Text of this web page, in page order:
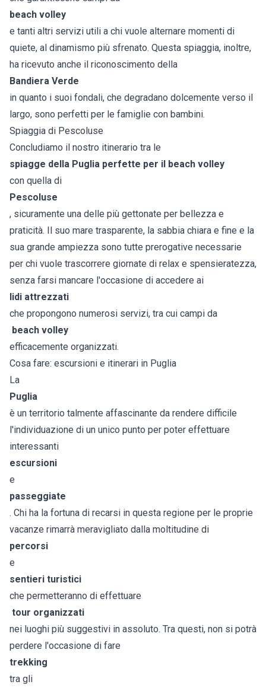
beach volley
e tanti altri servizi utili a chi vuole alternare momenti di
quiete, al dinamismo più sfrenato. Questa spiaggia, inoltre,
ha ricevuto anche il riconoscimento della
Bandiera Verde
in quanto i suoi fondali, che degradano dolcemente verso il
largo, sono perfetti per le famiglie con bambini.
Spiaggia di Pescoluse
Concludiamo il nostro itinerario tra le
spiagge della Puglia perfette per il beach volley
con quella di
Pescoluse
, sicuramente una delle più gettonate per bellezza e
praticità. Il suo mare trasparente, la sabbia chiara e fine e la
sua grande ampiezza sono tutte prerogative necessarie
per chi vuole trascorrere giornate di relax e spensieratezza,
senza farsi mancare l'occasione di accedere ai
lidi attrezzati
che propongono numerosi servizi, tra cui campi da
beach volley
efficacemente organizzati.
Cosa fare: escursioni e itinerari in Puglia
La
Puglia
è un territorio talmente affascinante da rendere difficile
l'individuazione di un unico punto per poter effettuare
interessanti
escursioni
e
passeggiate
. Chi ha la fortuna di recarsi in questa regione per le proprie
vacanze rimarrà meravigliato dalla moltitudine di
percorsi
e
sentieri turistici
che permetteranno di effettuare
tour organizzati
nei luoghi più suggestivi in assoluto. Tra questi, non si potrà
perdere l'occasione di fare
trekking
tra gli